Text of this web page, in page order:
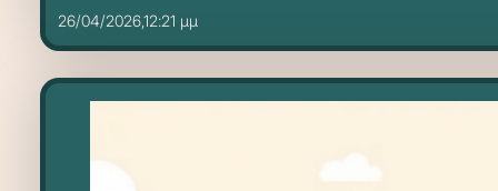
26/04/2026,12:21 μμ